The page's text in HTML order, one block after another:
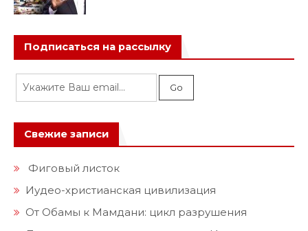
Подписаться на рассылку
Свежие записи
Фиговый листок
Иудео-христианская цивилизация
От Обамы к Мамдани: цикл разрушения